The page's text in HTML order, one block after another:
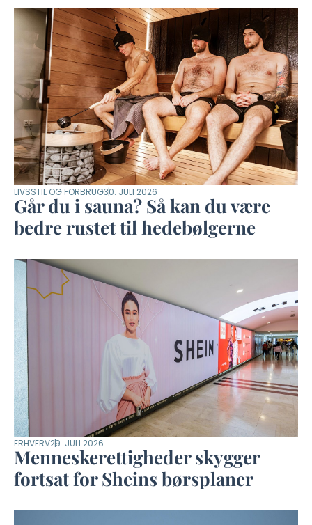
LIVSSTIL OG FORBRUG30. JULI 2026
Går du i sauna? Så kan du være
bedre rustet til hedebølgerne
ERHVERV29. JULI 2026
Menneskerettigheder skygger
fortsat for Sheins børsplaner